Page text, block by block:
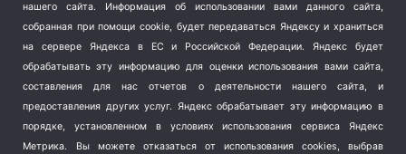
Школа и спорт (2)
Экология (8)
Экономика (1172)
нашего сайта. Информация об использовании вами данного сайта,
собранная при помощи cookie, будет передаваться Яндексу и храниться
на сервере Яндекса в ЕС и Российской Федерации. Яндекс будет
обрабатывать эту информацию для оценки использования вами сайта,
составления для нас отчетов о деятельности нашего сайта, и
предоставления других услуг. Яндекс обрабатывает эту информацию в
порядке, установленном в условиях использования сервиса Яндекс
Метрика.
Вы можете отказаться от использования cookies, выбрав